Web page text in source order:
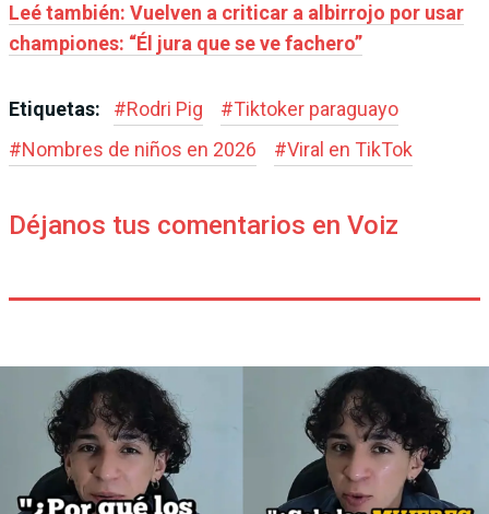
Leé también: Vuelven a criticar a albirrojo por usar
championes: “Él jura que se ve fachero”
Etiquetas: #Rodri Pig #Tiktoker paraguayo
#Nombres de niños en 2026 #Viral en TikTok
Déjanos tus comentarios en Voiz